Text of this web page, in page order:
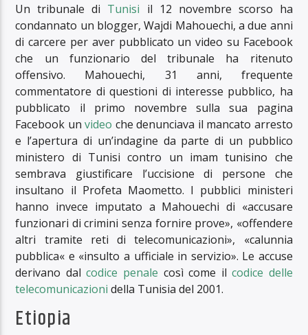
Un tribunale di Tunisi il 12 novembre scorso ha
condannato un blogger, Wajdi Mahouechi, a due anni
di carcere per aver pubblicato un video su Facebook
che un funzionario del tribunale ha ritenuto
offensivo. Mahouechi, 31 anni, frequente
commentatore di questioni di interesse pubblico, ha
pubblicato il primo novembre sulla sua pagina
Facebook unvideo che denunciava il mancato arresto
e l’apertura di un’indagine da parte di un pubblico
ministero di Tunisi contro un imam tunisino che
sembrava giustificare l’uccisione di persone che
insultano il Profeta Maometto. I pubblici ministeri
hanno invece imputato a Mahouechi di «accusare
funzionari di crimini senza fornire prove», «offendere
altri tramite reti di telecomunicazioni», «calunnia
pubblica« e «insulto a ufficiale in servizio». Le accuse
derivano dalcodice penale così come ilcodice delle
telecomunicazioni della Tunisia del 2001.
Etiopia